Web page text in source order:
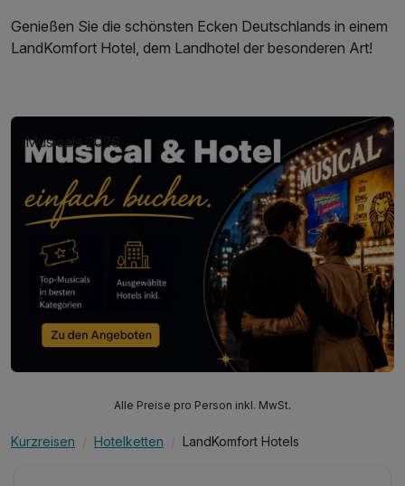
Genießen Sie die schönsten Ecken Deutschlands in einem
LandKomfort Hotel, dem Landhotel der besonderen Art!
Musicals 2026
Alle Preise pro Person inkl. MwSt.
Kurzreisen Hotelketten LandKomfort Hotels